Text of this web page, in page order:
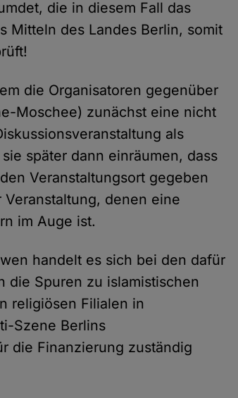
die in diesem Fall das
Mitteln des Landes Berlin, somit
die Organisatoren gegenüber
Moschee) zunächst eine nicht
als
später dann einräumen, dass
Veranstaltungsort gegeben
denen eine
im Auge ist.
handelt es sich bei den dafür
die Spuren zu islamistischen
religiösen Filialen in
Szene Berlins
die Finanzierung zuständig